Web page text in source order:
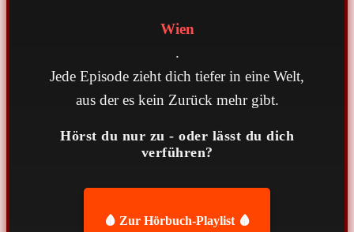
Wien
.
Jede Episode zieht dich tiefer in eine Welt,
aus der es kein Zurück mehr gibt.
Hörst du nur zu - oder lässt du dich
verführen?
🩸 Zur Hörbuch-Playlist 🩸